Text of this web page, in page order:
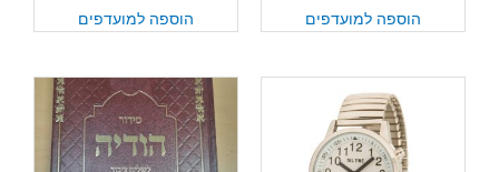
הוספה למועדפים הוספה למועדפים